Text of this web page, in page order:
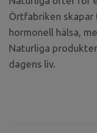
Örtfabriken
hormonell hälsa,
Naturliga
dagens liv.